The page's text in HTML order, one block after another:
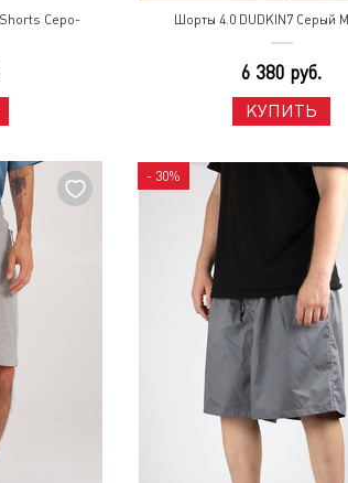
Серо-
Шорты 4.0 DUDKIN7 Серый
6 380 руб.
КУПИТЬ
- 30%